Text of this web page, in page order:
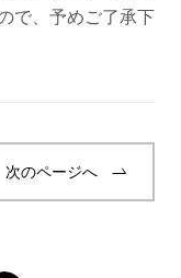
で、予めご了承下
次のページへ